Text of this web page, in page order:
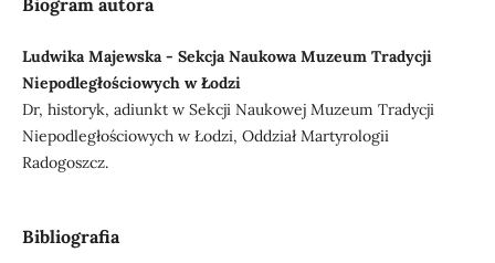
Ludwika Majewska - Sekcja Naukowa Muzeum Tradycji
Niepodległościowych w Łodzi
Dr, historyk, adiunkt w Sekcji Naukowej Muzeum Tradycji
Niepodległościowych w Łodzi, Oddział Martyrologii
Radogoszcz.
Bibliografia